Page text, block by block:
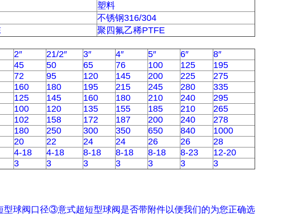
塑料
不锈钢316/304
聚四氟乙稀PTFE
2″ 21/2″ 3″ 4″ 5″ 6″
8″
45 50 65 76 100 125
195
72 95 120 145 200 225
275
160 180 195 215 245 280
335
125 145 160 180 210 240
295
100 120 135 155 185 210
265
102 158 172 187 200 240
278
180 250 300 350 650 840
1000
20 22 24 24 26 26
28
4-18 4-18 8-18 8-18 8-18 8-23
12-20
3 3 3 3 3 3
3
球阀口径③意式超短型球阀是否带附件以便我们的为您正确选